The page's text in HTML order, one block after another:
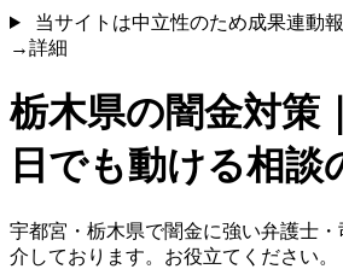
当サイトは中立性のため成果連動
→詳細
栃木県の闇金対策
日でも動ける相談
宇都宮・栃木県で闇金に強い弁護士
介しております。お役立てください。